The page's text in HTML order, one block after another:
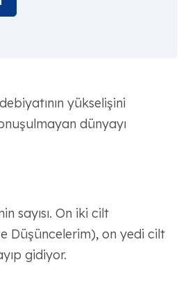
yükselişini
dünyayı
sayısı. On iki cilt
Düşüncelerim), on yedi cilt
gidiyor.